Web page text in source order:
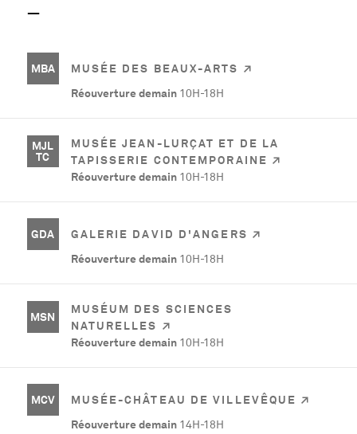
MBA
MUSÉE DES BEAUX-ARTS
Réouverture demain 10H-18H
MJL
TC
MUSÉE JEAN-LURÇAT ET DE LA
TAPISSERIE CONTEMPORAINE
Réouverture demain 10H-18H
GDA
GALERIE DAVID D'ANGERS
Réouverture demain 10H-18H
MSN
MUSÉUM DES SCIENCES
NATURELLES
Réouverture demain 10H-18H
MCV
MUSÉE-CHÂTEAU DE VILLEVÊQUE
Réouverture demain 14H-18H